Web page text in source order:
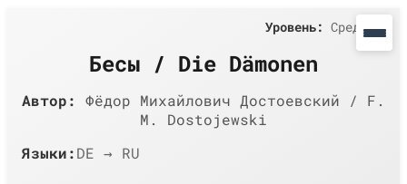
Бесы / Die Dämonen
Автор:
Фёдор Михайлович Достоевский / F.
M. Dostojewski
Языки:DE → RU
Уровень: Средний